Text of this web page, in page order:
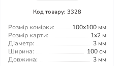
Код товару: 3328
Розмір комірки:
100x100 мм
Розмір карти:
1x2 м
Діаметр:
3 мм
Ширина:
100 см
Довжина:
3 мм